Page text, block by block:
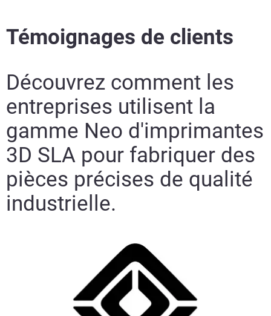
Témoignages de clients
Découvrez comment les
entreprises utilisent la
gamme Neo d'imprimantes
3D SLA pour fabriquer des
pièces précises de qualité
industrielle.